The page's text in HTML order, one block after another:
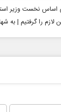
اساس نخست‌ وزیر
لازم را گرفتیم |
راهبردی ایران بود؟
شهاب اسفندیاری